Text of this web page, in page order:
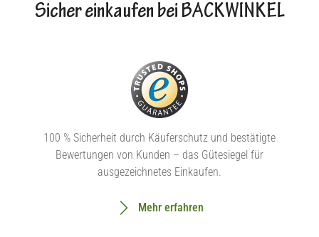
Sicher einkaufen bei BACKWINKEL
100 % Sicherheit durch Käuferschutz und bestätigte
Bewertungen von Kunden – das Gütesiegel für
ausgezeichnetes Einkaufen.
Mehr erfahren